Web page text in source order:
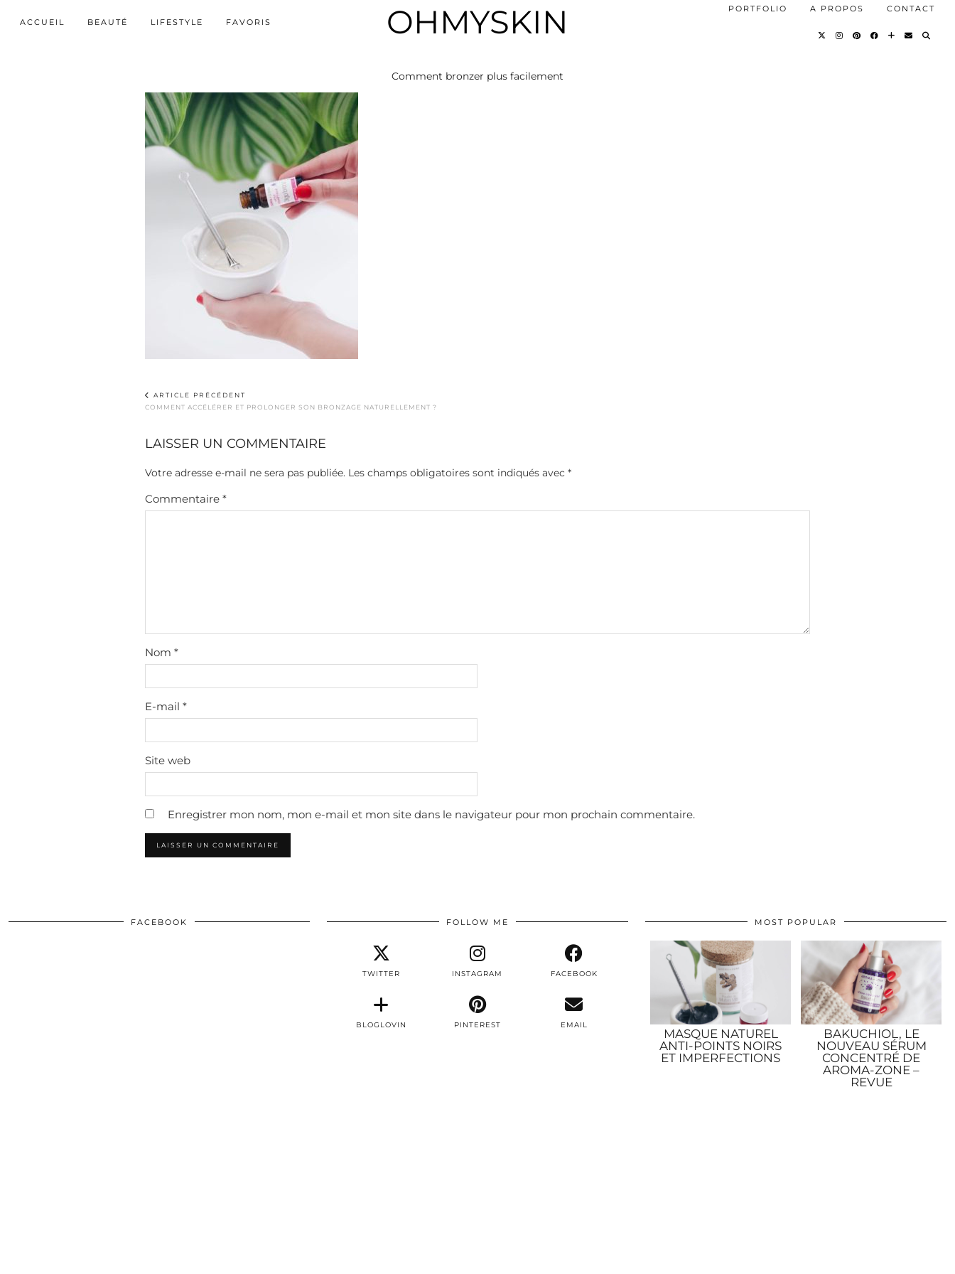
ACCUEIL BEAUTÉ LIFESTYLE FAVORIS OHMYSKIN PORTFOLIO A PROPOS CONTACT
Comment bronzer plus facilement
ARTICLE PRÉCÉDENT
COMMENT ACCÉLÉRER ET PROLONGER SON BRONZAGE NATURELLEMENT ?
LAISSER UN COMMENTAIRE
Votre adresse e-mail ne sera pas publiée. Les champs obligatoires sont indiqués avec *
Commentaire *
Nom *
E-mail *
Site web
Enregistrer mon nom, mon e-mail et mon site dans le navigateur pour mon prochain commentaire.
FACEBOOK FOLLOW ME
TWITTER INSTAGRAM FACEBOOK
BLOGLOVIN PINTEREST EMAIL
MOST POPULAR
MASQUE NATUREL
ANTI-POINTS NOIRS
ET IMPERFECTIONS
BAKUCHIOL, LE
NOUVEAU SÉRUM
CONCENTRÉ DE
AROMA-ZONE –
REVUE